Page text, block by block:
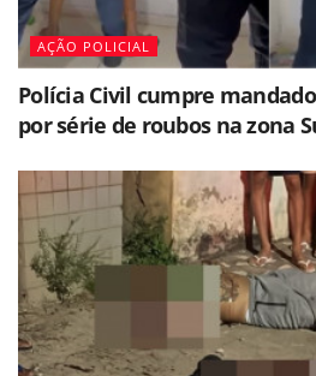
AÇÃO POLICIAL
Polícia Civil cumpre
por série de roubos na zona